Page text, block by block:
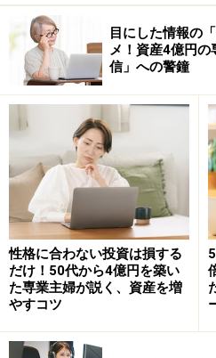
目にした情報の
メ！資産4億円の
信」への警鐘
性格に合わない投資は損する
だけ！50代から4億円を築い
た専業主婦が説く、資産を増
やすコツ